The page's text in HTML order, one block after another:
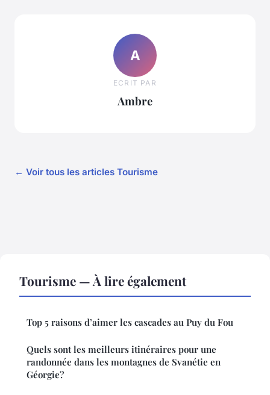
A
ECRIT PAR
Ambre
← Voir tous les articles Tourisme
Tourisme — À lire également
Top 5 raisons d’aimer les cascades au Puy du Fou
Quels sont les meilleurs itinéraires pour une
randonnée dans les montagnes de Svanétie en
Géorgie?